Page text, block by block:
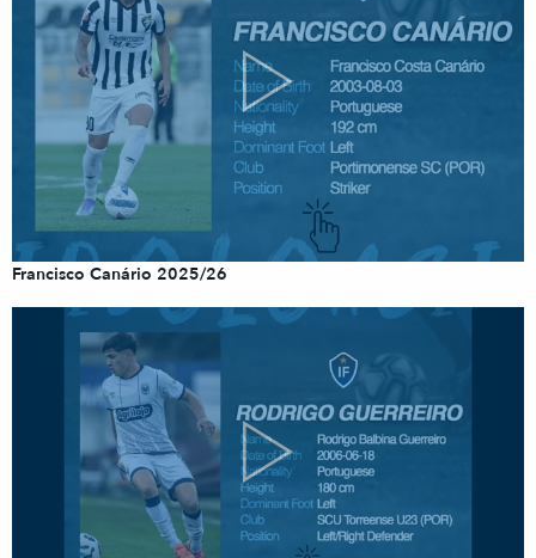
Francisco Canário 2025/26